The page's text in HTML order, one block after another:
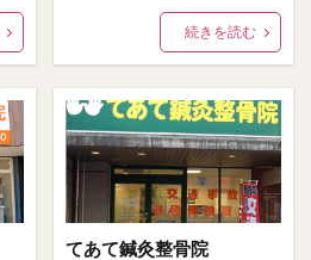
続きを読む
てあて鍼灸整骨院